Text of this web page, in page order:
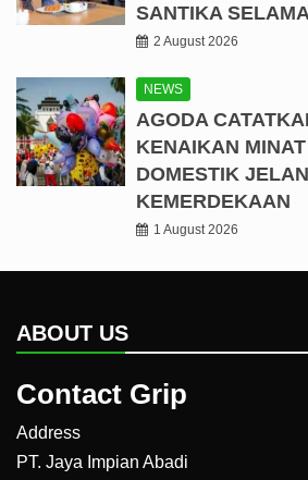
SANTIKA
2 August 2026
NEWS
AGODA
KENAIKAN
DOMESTIK
KEMERDEKAAN
1 August 2026
ABOUT US
Contact Grip
Address
PT. Jaya Impian Abadi